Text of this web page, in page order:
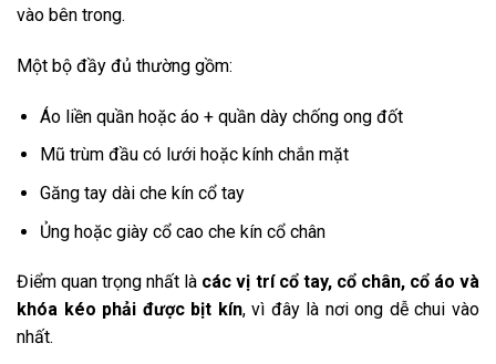
vào bên trong.
Một bộ đầy đủ thường gồm:
Áo liền quần hoặc áo + quần dày chống ong đốt
Mũ trùm đầu có lưới hoặc kính chắn mặt
Găng tay dài che kín cổ tay
Ủng hoặc giày cổ cao che kín cổ chân
Điểm quan trọng nhất là các vị trí cổ tay, cổ chân, cổ áo và
khóa kéo phải được bịt kín, vì đây là nơi ong dễ chui vào
nhất.